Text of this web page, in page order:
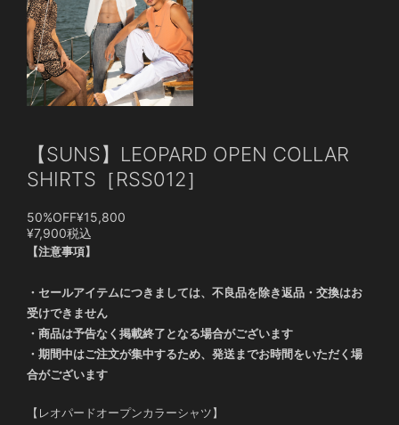
【SUNS】LEOPARD OPEN COLLAR
SHIRTS［RSS012］
50%OFF¥15,800
¥7,900税込
【注意事項】
・セールアイテムにつきましては、不良品を除き返品・交換はお
受けできません
・商品は予告なく掲載終了となる場合がございます
・期間中はご注文が集中するため、発送までお時間をいただく場
合がございます
【レオパードオープンカラーシャツ】